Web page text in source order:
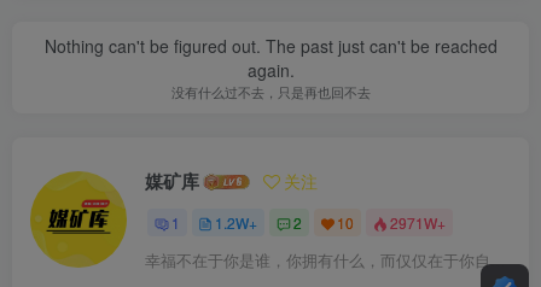
Nothing can't be figured out. The past just can't be reached
again.
没有什么过不去，只是再也回不去
媒矿库 关注
1 1.2W+ 2 10 2971W+
幸福不在于你是谁，你拥有什么，而仅仅在于你自己怎么看待